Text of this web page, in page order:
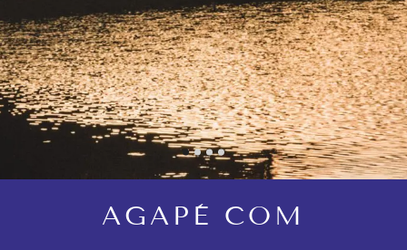
AGAPÈ COM